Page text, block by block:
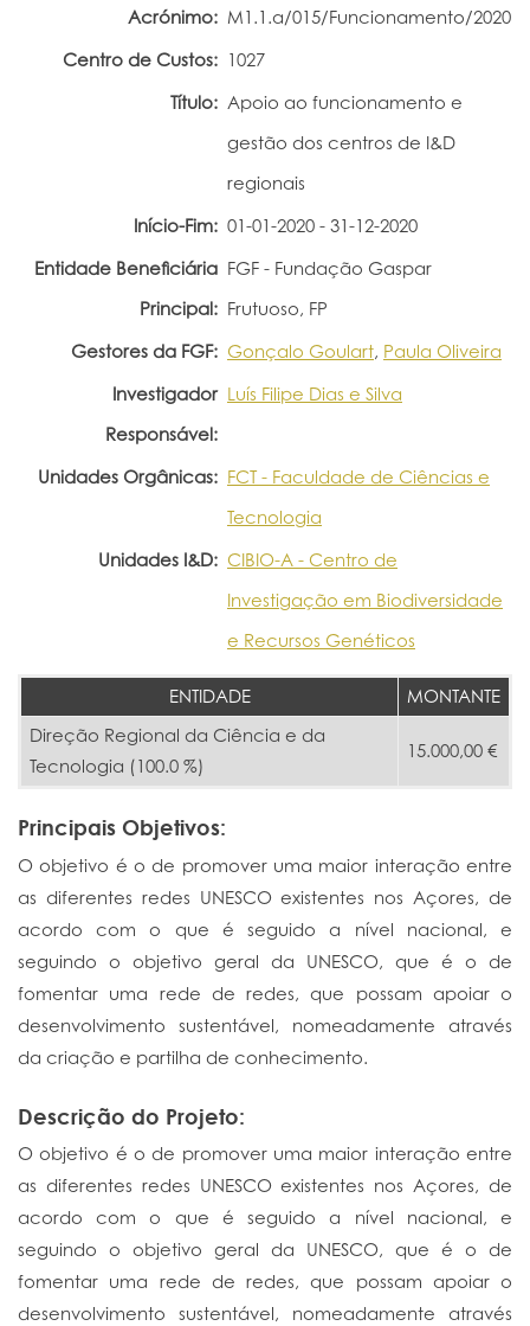
Acrónimo: M1.1.a/015/Funcionamento/2020
Centro de Custos: 1027
Título: Apoio ao funcionamento e
gestão dos centros de I&D
regionais
Início-Fim: 01-01-2020 - 31-12-2020
Entidade Beneficiária
Principal:
FGF - Fundação Gaspar
Frutuoso, FP
Gestores da FGF: Gonçalo Goulart, Paula Oliveira
Investigador
Responsável:
Luís Filipe Dias e Silva
Unidades Orgânicas: FCT - Faculdade de Ciências e
Tecnologia
Unidades I&D: CIBIO-A - Centro de
Investigação em Biodiversidade
e Recursos Genéticos
ENTIDADE
MONTANTE
Direção Regional da Ciência e da
Tecnologia (100.0 %)
15.000,00 €
Principais Objetivos:
O objetivo é o de promover uma maior interação entre
as diferentes redes UNESCO existentes nos Açores, de
acordo com o que é seguido a nível nacional, e
seguindo o objetivo geral da UNESCO, que é o de
fomentar uma rede de redes, que possam apoiar o
desenvolvimento sustentável, nomeadamente através
da criação e partilha de conhecimento.
Descrição do Projeto:
O objetivo é o de promover uma maior interação entre
as diferentes redes UNESCO existentes nos Açores, de
acordo com o que é seguido a nível nacional, e
seguindo o objetivo geral da UNESCO, que é o de
fomentar uma rede de redes, que possam apoiar o
desenvolvimento sustentável, nomeadamente através